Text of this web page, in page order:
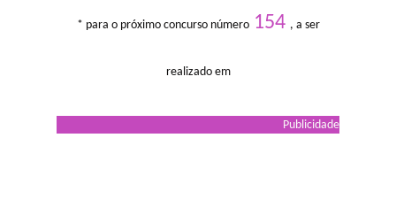
* para o próximo concurso número154 , a ser
realizado em
Publicidade